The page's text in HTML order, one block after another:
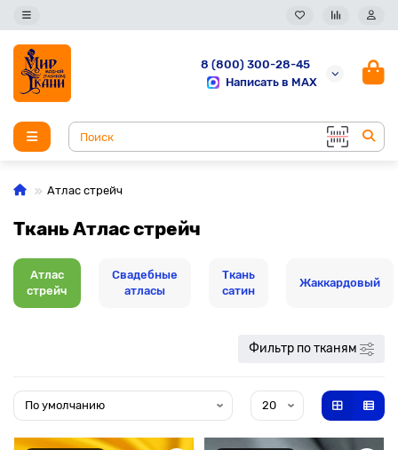
8 (800) 300-28-45
Написать в MAX
Атлас стрейч
Ткань Атлас стрейч
Атлас
стрейч
Свадебные
атласы
Ткань
сатин
Жаккардовый
Фильтр по тканям